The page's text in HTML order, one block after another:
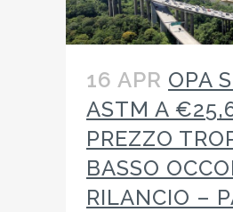
16 APR OPA
ASTM A
PREZZO
BASSO
RILANCIO –